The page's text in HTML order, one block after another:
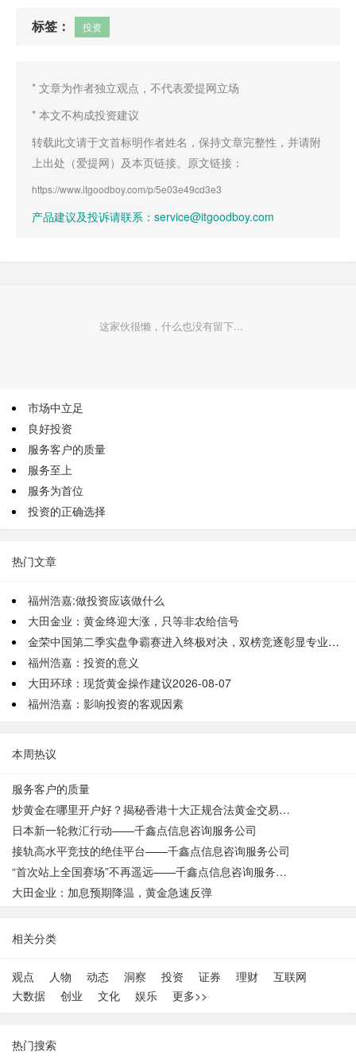
标签： 投资
* 文章为作者独立观点，不代表爱提网立场
* 本文不构成投资建议
转载此文请于文首标明作者姓名，保持文章完整性，并请附
上出处（爱提网）及本页链接。原文链接：
https://www.itgoodboy.com/p/5e03e49cd3e3
产品建议及投诉请联系：service@itgoodboy.com
这家伙很懒，什么也没有留下...
市场中立足
良好投资
服务客户的质量
服务至上
服务为首位
投资的正确选择
热门文章
福州浩嘉:做投资应该做什么
大田金业：黄金终迎大涨，只等非农给信号
金荣中国第二季实盘争霸赛进入终极对决，双榜竞逐彰显专业平台优势
福州浩嘉：‌投资的意义
大田环球：现货黄金操作建议2026-08-07
福州浩嘉：影响投资的客观因素
本周热议
服务客户的质量
炒黄金在哪里开户好？揭秘香港十大正规合法黄金交易平台选择
日本新一轮救汇行动——千鑫点信息咨询服务公司
接轨高水平竞技的绝佳平台——千鑫点信息咨询服务公司
“首次站上全国赛场”不再遥远——千鑫点信息咨询服务公司
大田金业：加息预期降温，黄金急速反弹
相关分类
观点 人物 动态 洞察 投资 证券 理财
互联网
大数据
创业 文化 娱乐 更多>>
热门搜索